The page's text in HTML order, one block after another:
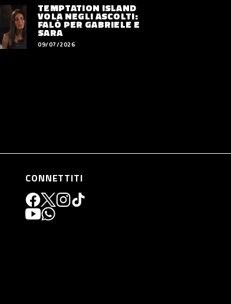
TEMPTATION ISLAND
VOLA NEGLI ASCOLTI:
FALÒ PER GABRIELE E
SARA
09/07/2026
CONNETTITI